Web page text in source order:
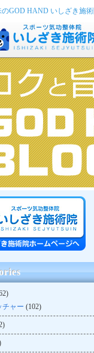
のGOD HAND いしざき施
チャー (102)